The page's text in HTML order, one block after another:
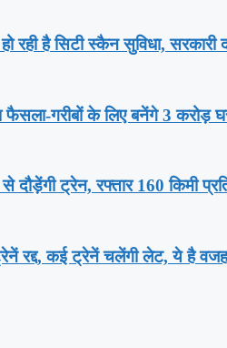
रही है सिटी स्कैन सुविधा, सरकारी
फैसला-गरीबों के ल‍िए बनेंगे 3 करोड़
दौड़ेंगी ट्रेन, रफ्तार 160 किमी
रद्द, कई ट्रेनें चलेंगी लेट, ये है वजह